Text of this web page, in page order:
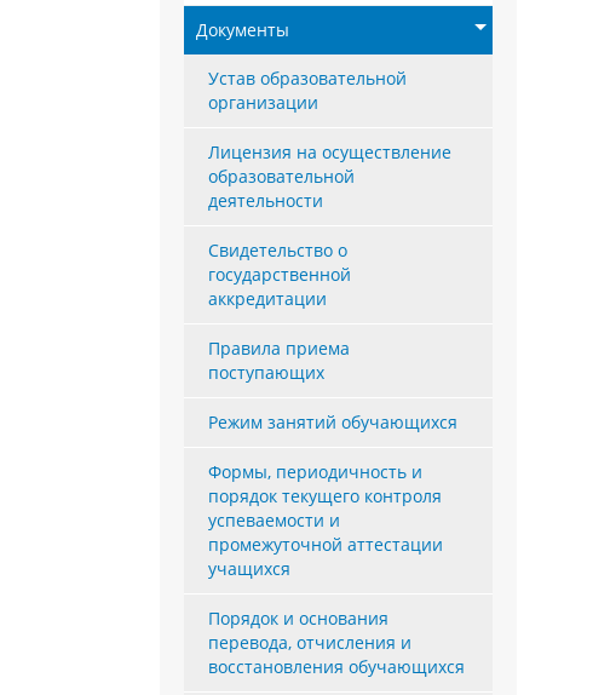
Документы
Устав образовательной
организации
Лицензия на осуществление
образовательной
деятельности
Свидетельство о
государственной
аккредитации
Правила приема
поступающих
Режим занятий обучающихся
Формы, периодичность и
порядок текущего контроля
успеваемости и
промежуточной аттестации
учащихся
Порядок и основания
перевода, отчисления и
восстановления обучающихся